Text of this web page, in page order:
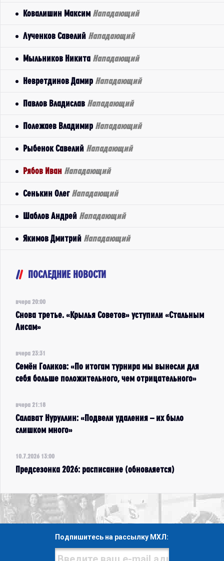
Ковалишин Максим Нападающий
Лученков Савелий Нападающий
Мыльников Никита Нападающий
Невретдинов Дамир Нападающий
Павлов Владислав Нападающий
Полежаев Владимир Нападающий
Рыбенок Савелий Нападающий
Рябов Иван Нападающий
Сенькин Олег Нападающий
Шаблов Андрей Нападающий
Якимов Дмитрий Нападающий
ПОСЛЕДНИЕ НОВОСТИ
вчера 20:00
Снова третье. «Крылья Советов» уступили «Стальным
Лисам»
вчера 23:31
Семён Голиков: «По итогам турнира мы вынесли для
себя больше положительного, чем отрицательного»
вчера 21:18
Салават Нуруллин: «Подвели удаления – их было
слишком много»
10.7.2026 13:00
Предсезонка 2026: расписание (обновляется)
Подпишитесь на рассылку МХЛ: